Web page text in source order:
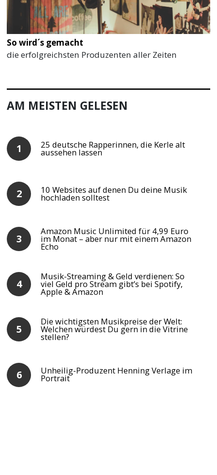
So wird´s gemacht
die erfolgreichsten Produzenten aller Zeiten
AM MEISTEN GELESEN
25 deutsche Rapperinnen, die Kerle alt
aussehen lassen
10 Websites auf denen Du deine Musik
hochladen solltest
Amazon Music Unlimited für 4,99 Euro
im Monat – aber nur mit einem Amazon
Echo
Musik-Streaming & Geld verdienen: So
viel Geld pro Stream gibt’s bei Spotify,
Apple & Amazon
Die wichtigsten Musikpreise der Welt:
Welchen würdest Du gern in die Vitrine
stellen?
Unheilig-Produzent Henning Verlage im
Portrait